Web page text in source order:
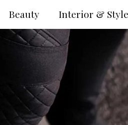
Interior & Style
Beauty